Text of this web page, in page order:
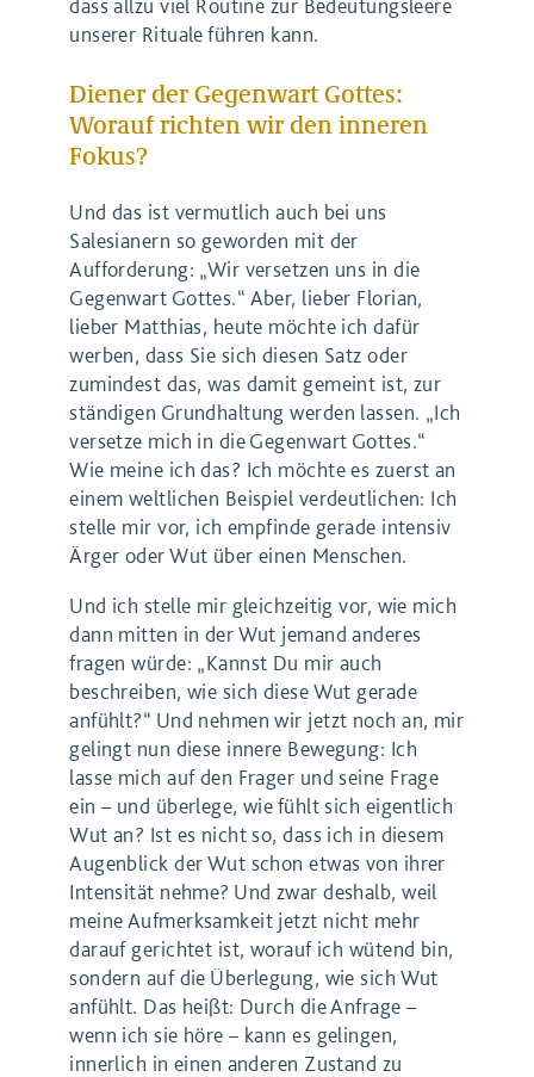
dass allzu viel Routine zur Bedeutungsleere
unserer Rituale führen kann.
Diener der Gegenwart Gottes:
Worauf richten wir den inneren
Fokus?
Und das ist vermutlich auch bei uns
Salesianern so geworden mit der
Aufforderung: „Wir versetzen uns in die
Gegenwart Gottes.“ Aber, lieber Florian,
lieber Matthias, heute möchte ich dafür
werben, dass Sie sich diesen Satz oder
zumindest das, was damit gemeint ist, zur
ständigen Grundhaltung werden lassen. „Ich
versetze mich in die Gegenwart Gottes.“
Wie meine ich das? Ich möchte es zuerst an
einem weltlichen Beispiel verdeutlichen: Ich
stelle mir vor, ich empfinde gerade intensiv
Ärger oder Wut über einen Menschen.
Und ich stelle mir gleichzeitig vor, wie mich
dann mitten in der Wut jemand anderes
fragen würde: „Kannst Du mir auch
beschreiben, wie sich diese Wut gerade
anfühlt?“ Und nehmen wir jetzt noch an, mir
gelingt nun diese innere Bewegung: Ich
lasse mich auf den Frager und seine Frage
ein – und überlege, wie fühlt sich eigentlich
Wut an? Ist es nicht so, dass ich in diesem
Augenblick der Wut schon etwas von ihrer
Intensität nehme? Und zwar deshalb, weil
meine Aufmerksamkeit jetzt nicht mehr
darauf gerichtet ist, worauf ich wütend bin,
sondern auf die Überlegung, wie sich Wut
anfühlt. Das heißt: Durch die Anfrage –
wenn ich sie höre – kann es gelingen,
innerlich in einen anderen Zustand zu